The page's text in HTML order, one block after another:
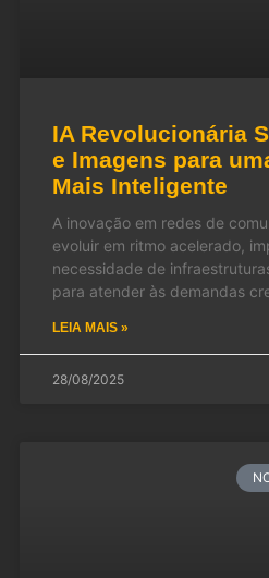
IA Revolucionária
e Imagens para
Mais Inteligente
A inovação em redes de
evoluir em ritmo acelerado,
necessidade de
para atender às demandas
LEIA MAIS »
28/08/2025